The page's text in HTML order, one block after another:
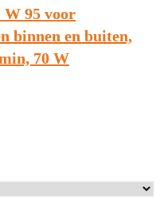
W 95 voor
binnen en buiten,
70 W